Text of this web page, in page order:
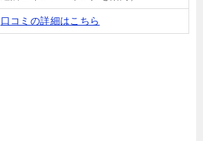
口コミの詳細はこちら